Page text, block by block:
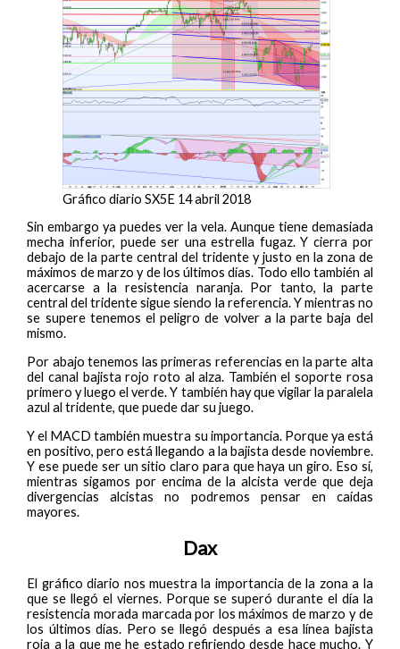
Gráfico diario SX5E 14 abril 2018
Sin embargo ya puedes ver la vela. Aunque tiene demasiada
mecha inferior, puede ser una estrella fugaz. Y cierra por
debajo de la parte central del tridente y justo en la zona de
máximos de marzo y de los últimos días. Todo ello también al
acercarse a la resistencia naranja. Por tanto, la parte
central del tridente sigue siendo la referencia. Y mientras no
se supere tenemos el peligro de volver a la parte baja del
mismo.
Por abajo tenemos las primeras referencias en la parte alta
del canal bajista rojo roto al alza. También el soporte rosa
primero y luego el verde. Y también hay que vigilar la paralela
azul al tridente, que puede dar su juego.
Y el MACD también muestra su importancia. Porque ya está
en positivo, pero está llegando a la bajista desde noviembre.
Y ese puede ser un sitio claro para que haya un giro. Eso sí,
mientras sigamos por encima de la alcista verde que deja
divergencias alcistas no podremos pensar en caídas
mayores.
Dax
El gráfico diario nos muestra la importancia de la zona a la
que se llegó el viernes. Porque se superó durante el día la
resistencia morada marcada por los máximos de marzo y de
los últimos días. Pero se llegó después a esa línea bajista
roja a la que me he estado refiriendo desde hace mucho. Y